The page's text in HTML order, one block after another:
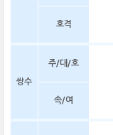
호격
쌍수
주/대/호
속/여